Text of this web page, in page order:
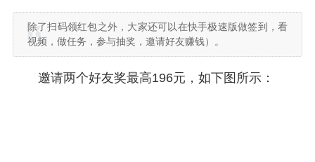
除了扫码领红包之外，大家还可以在快手极速版做签到，看
视频，做任务，参与抽奖，邀请好友赚钱）。
邀请两个好友奖最高196元，如下图所示：